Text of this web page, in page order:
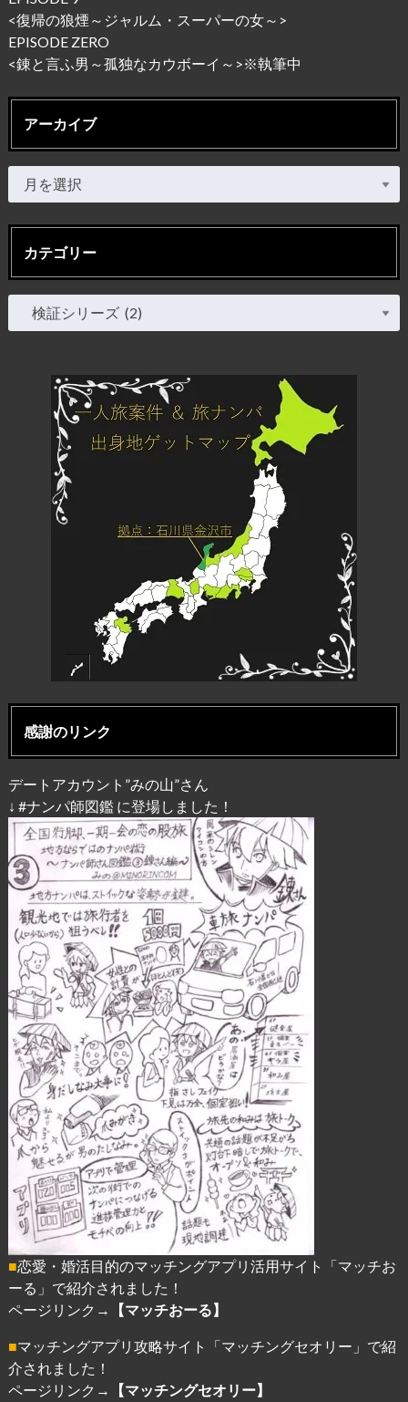
<復帰の狼煙～ジャルム・スーパーの女～ >
EPISODE ZERO
<錬と言ふ男～孤独なカウボーイ～ >※執筆中
アーカイブ
カテゴリー
感謝のリンク
デートアカウント”みの山”さん
↓ #ナンパ師図鑑 に登場しました！
■恋愛・婚活目的のマッチングアプリ活用サイト「マッチお
ーる」で紹介されました！
ページリンク→
【マッチおーる】
■マッチングアプリ攻略サイト「マッチングセオリー」で紹
介されました！
ページリンク→
【マッチングセオリー】